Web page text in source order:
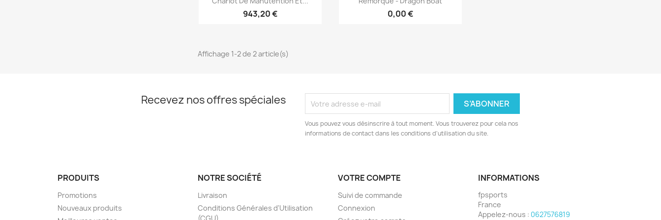
943,20 € 0,00 €
Affichage 1-2 de 2 article(s)
Recevez nos offres spéciales
Vous pouvez vous désinscrire à tout moment. Vous trouverez pour cela nos
informations de contact dans les conditions d'utilisation du site.
PRODUITS
Promotions
Nouveaux produits
NOTRE SOCIÉTÉ
Livraison
Conditions Générales d'Utilisation
VOTRE COMPTE
Suivi de commande
Connexion
INFORMATIONS
fpsports
France
Appelez-nous : 0627576819